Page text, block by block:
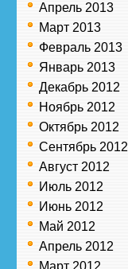
Апрель 2013
Март 2013
Февраль 2013
Январь 2013
Декабрь 2012
Ноябрь 2012
Октябрь 2012
Сентябрь 2012
Август 2012
Июль 2012
Июнь 2012
Май 2012
Апрель 2012
Март 2012